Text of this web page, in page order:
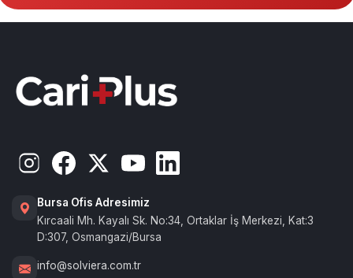
Bursa Ofis Adresimiz
Kırcaali Mh. Kayalı Sk. No:34, Ortaklar İş Merkezi, Kat:3
D:307, Osmangazi/Bursa
info@solviera.com.tr